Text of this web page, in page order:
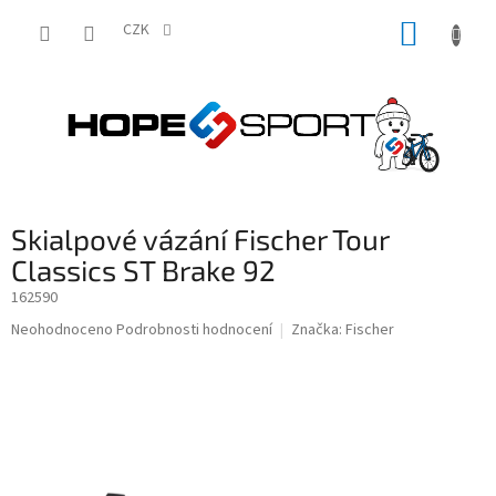
CZK
Skialpové vázání Fischer Tour
Classics ST Brake 92
162590
Průměrné
Neohodnoceno Podrobnosti hodnocení Značka: Fischer